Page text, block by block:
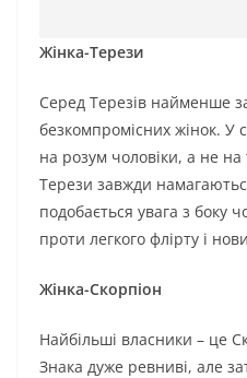
Жінка-Терези
Серед Терезів найменше
безкомпромісних жінок. У
на розум чоловіки, а не
Терези завжди
подобається увага з боку
проти легкого флірту і
Жінка-Скорпіон
Найбільші власники – це
Знака дуже ревниві, але